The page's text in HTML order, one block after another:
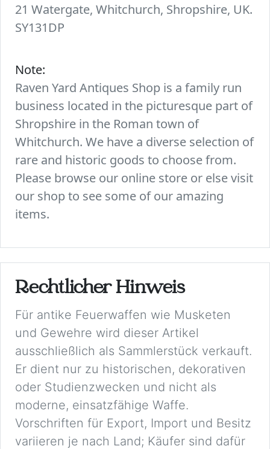
21 Watergate, Whitchurch, Shropshire, UK.
SY131DP
Note:
Raven Yard Antiques Shop is a family run
business located in the picturesque part of
Shropshire in the Roman town of
Whitchurch. We have a diverse selection of
rare and historic goods to choose from.
Please browse our online store or else visit
our shop to see some of our amazing
items.
Rechtlicher Hinweis
Für antike Feuerwaffen wie Musketen
und Gewehre wird dieser Artikel
ausschließlich als Sammlerstück verkauft.
Er dient nur zu historischen, dekorativen
oder Studienzwecken und nicht als
moderne, einsatzfähige Waffe.
Vorschriften für Export, Import und Besitz
variieren je nach Land; Käufer sind dafür